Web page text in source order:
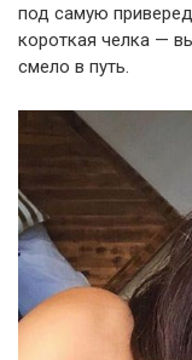
под самую
короткая челка —
смело в путь.